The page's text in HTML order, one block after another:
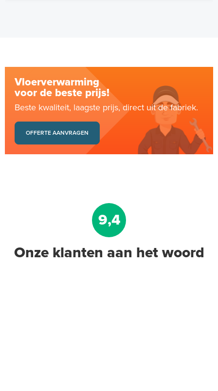
Vloerverwarming
voor de beste prijs!
Beste kwaliteit, laagste prijs, direct uit de fabriek.
OFFERTE AANVRAGEN
9,4
Onze klanten aan het woord